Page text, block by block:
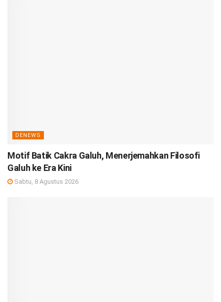
DENEWS
Motif Batik Cakra Galuh, Menerjemahkan Filosofi
Galuh ke Era Kini
Sabtu, 8 Agustus 2026